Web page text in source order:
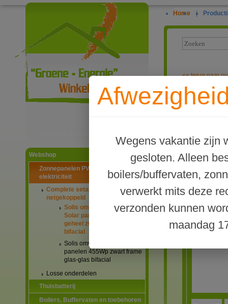
Webshop
Zonnepanelen PV-systemen
elektriciteit
Complete setaanbiedingen
netgekoppeld
Solis omvormers & JA
Solar panelen 445Wp
geheel zwart glas-glas
bifacial
Solis omvormers & JA Solar
panelen 455Wp zwart frame
glas-glas bifacial
Losse onderdelen
Thuisbatterij
Boilers, Buffervaten en toebehoren
Home |
Wegens vakantie zijn
gesloten. Alleen
boilers/buffervaten,
verwerkt mits deze
verzonden kunnen
maandag
<<terug naar
PV-systeem